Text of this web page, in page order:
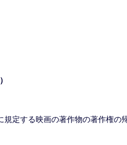
定する映画の著作物の著作権の